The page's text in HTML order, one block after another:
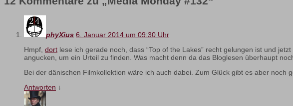
phyXius 6. Januar 2014 um 09:30 Uhr
Hmpf, dort lese ich gerade noch, dass “Top of the Lakes” recht gelungen ist und
angucken, um ein Urteil zu finden. Was macht denn da das Bloglesen überhaupt
Bei der dänischen Filmkollektion wäre ich auch dabei. Zum Glück gibt es aber
Antworten ↓